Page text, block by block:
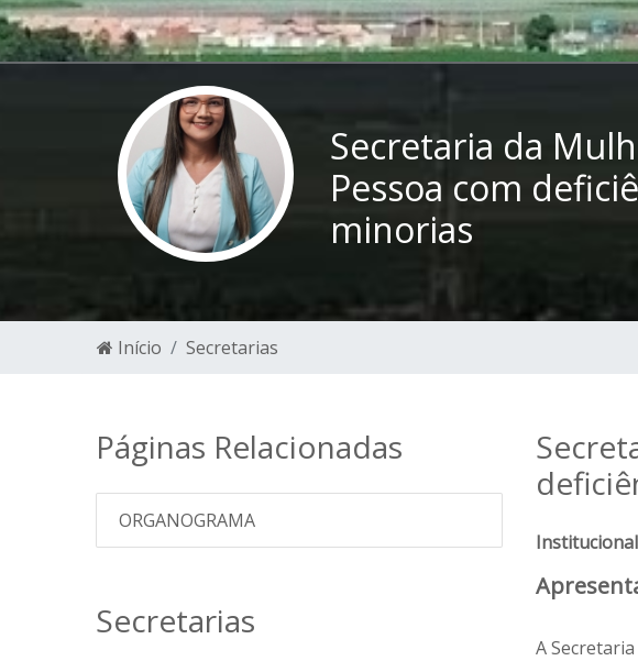
Secretaria da
Pessoa com
minorias
Início Secretarias
Páginas Relacionadas
ORGANOGRAMA
Secretarias
Institucional
A